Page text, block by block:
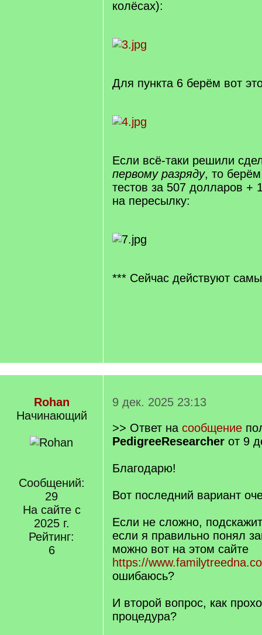
колёсах):
Для пункта 6 берём вот
Если всё-таки решили
первому разряду, то
тестов за 507 долларов +
на пересылку:
*** Сейчас действуют
Rohan
Начинающий
Сообщений:
29
На сайте с
2025 г.
Рейтинг:
6
9 дек. 2025 23:13
>> Ответ на сообщение
PedigreeResearcher от 9
Благодарю!
Вот последний вариант
Если не сложно,
если я правильно понял
можно вот на этом сайте
https://
ошибаюсь?
И второй вопрос, как
процедура?